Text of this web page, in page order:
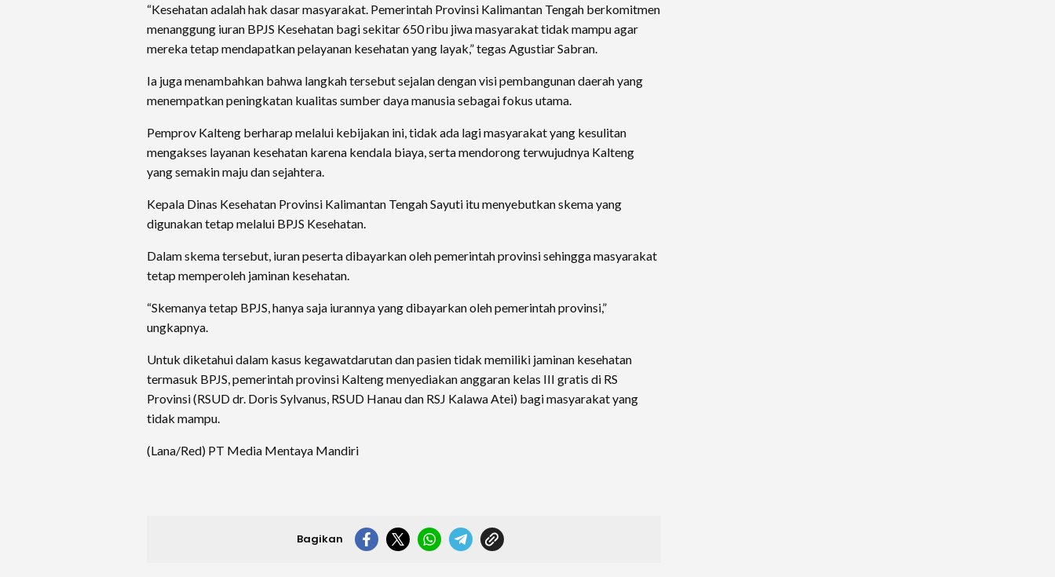
“Kesehatan adalah hak dasar masyarakat. Pemerintah Provinsi Kalimantan Tengah berkomitmen
menanggung iuran BPJS Kesehatan bagi sekitar 650 ribu jiwa masyarakat tidak mampu agar
mereka tetap mendapatkan pelayanan kesehatan yang layak,” tegas Agustiar Sabran.
Ia juga menambahkan bahwa langkah tersebut sejalan dengan visi pembangunan daerah yang
menempatkan peningkatan kualitas sumber daya manusia sebagai fokus utama.
Pemprov Kalteng berharap melalui kebijakan ini, tidak ada lagi masyarakat yang kesulitan
mengakses layanan kesehatan karena kendala biaya, serta mendorong terwujudnya Kalteng
yang semakin maju dan sejahtera.
Kepala Dinas Kesehatan Provinsi Kalimantan Tengah Sayuti itu menyebutkan skema yang
digunakan tetap melalui BPJS Kesehatan.
Dalam skema tersebut, iuran peserta dibayarkan oleh pemerintah provinsi sehingga masyarakat
tetap memperoleh jaminan kesehatan.
“Skemanya tetap BPJS, hanya saja iurannya yang dibayarkan oleh pemerintah provinsi,”
ungkapnya.
Untuk diketahui dalam kasus kegawatdarutan dan pasien tidak memiliki jaminan kesehatan
termasuk BPJS, pemerintah provinsi Kalteng menyediakan anggaran kelas III gratis di RS
Provinsi (RSUD dr. Doris Sylvanus, RSUD Hanau dan RSJ Kalawa Atei) bagi masyarakat yang
tidak mampu.
(Lana/Red) PT Media Mentaya Mandiri
Bagikan